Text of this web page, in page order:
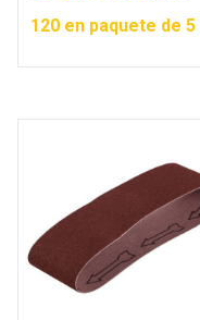
120 en paquete de 5